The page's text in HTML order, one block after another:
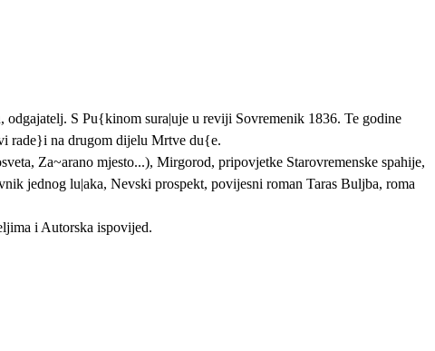
S Pu{kinom sura|uje u reviji Sovremenik 1836. Te godine
rade}i na drugom dijelu Mrtve du{e.
Za~arano mjesto...), Mirgorod, pripovjetke Starovremenske spahije,
jednog lu|aka, Nevski prospekt, povijesni roman Taras Buljba, roma
i Autorska ispovijed.